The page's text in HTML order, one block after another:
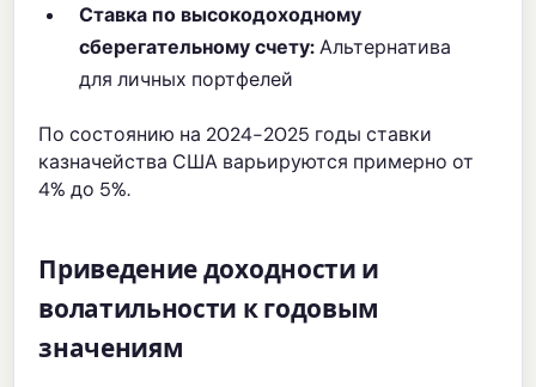
Ставка по высокодоходному
сберегательному счету:Альтернатива
для личных портфелей
По состоянию на 2024-2025 годы ставки
казначейства США варьируются примерно от
4% до 5%.
Приведение доходности и
волатильности к годовым
значениям